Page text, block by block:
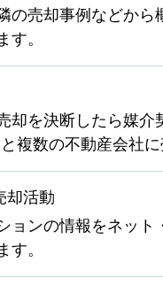
の売却事例などか
。
却を決断したら媒
複数の不動産会社
却活動
ョンの情報をネッ
。